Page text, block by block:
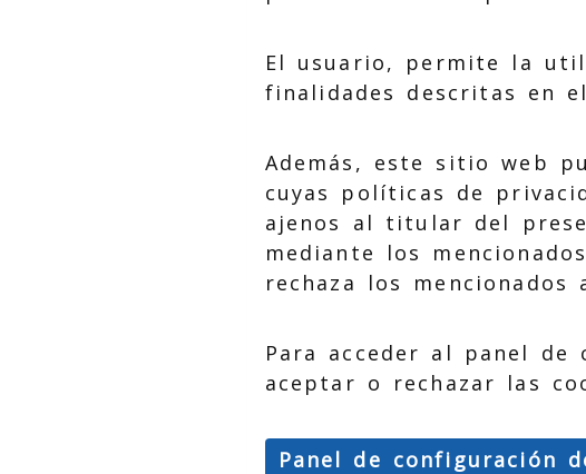
El usuario, permite la
finalidades descritas en
Además, este sitio web
cuyas políticas de
ajenos al titular del
mediante los
rechaza los mencionados
Para acceder al panel
aceptar o rechazar las
Panel de configuración